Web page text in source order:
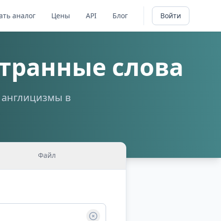
аналог Цены API Блог Войти
слова
англицизмы в
Файл